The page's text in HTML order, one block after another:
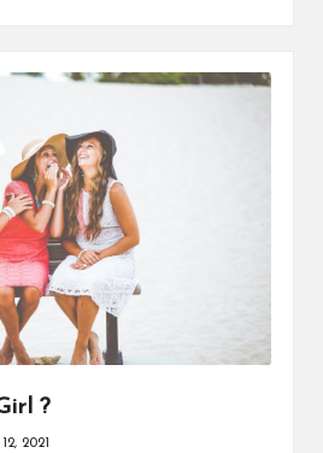
?
2021